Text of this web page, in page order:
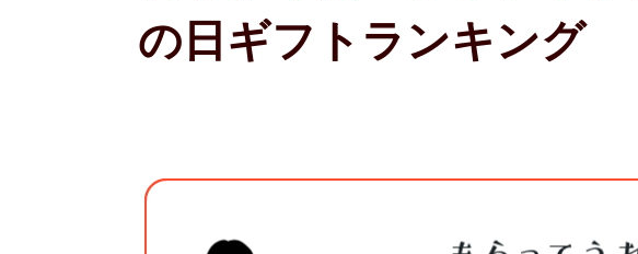
の日ギフトランキング